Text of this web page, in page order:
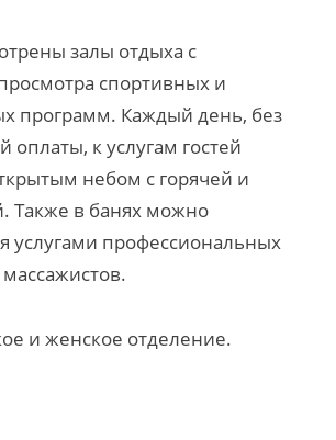
залы отдыха с
спортивных и
программ. Каждый день, без
оплаты, к услугам гостей
небом с горячей и
Также в банях можно
услугами профессиональных
и женское отделение.